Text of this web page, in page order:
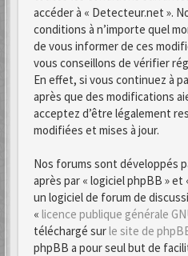
accéder à « Detecteur.net ».
conditions à n’importe quel
de vous informer de ces
vous conseillons de vérifier
En effet, si vous continuez à
après que des modifications
acceptez d’être légalement
modifiées et mises à jour.
Nos forums sont développés
après par « logiciel phpBB »
un logiciel de forum de
« licence publique générale
téléchargé surle site de
phpBB a pour seul but de